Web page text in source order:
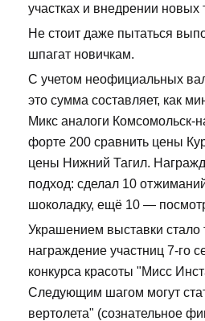
участках и внедрении новых
Не стоит даже пытаться
шпагат новичкам.
С учетом неофициальных
это сумма составляет, как
Микс аналоги Комсомольск-
форте 200 сравнить цены
цены Нижний Тагил.
подход: сделал 10
шоколадку, ещё 10 —
Украшением выставки стало
награждение участниц 7-го
конкурса красоты "Мисс
Следующим шагом могут
вертолета" (сознательное